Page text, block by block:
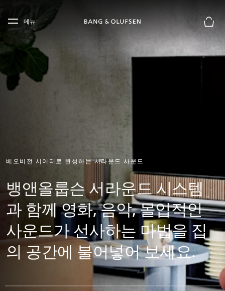
Skip to main content
Skip to main footer
메뉴
장바
베오비전 시어터로 완성하는 서라운드 사운드
뱅앤올룹슨 서라운드 시스템
과 함께 영화, 음악, 몰입적인
사운드가 선사하는 마법을 집
의 공간에 불어넣어 보세요.